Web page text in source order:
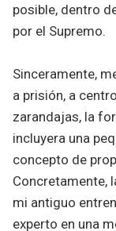
posible, dentro
por el Supremo.
Sinceramente,
a prisión, a
zarandajas, la
incluyera una
concepto de
Concretamente,
mi antiguo
experto en una